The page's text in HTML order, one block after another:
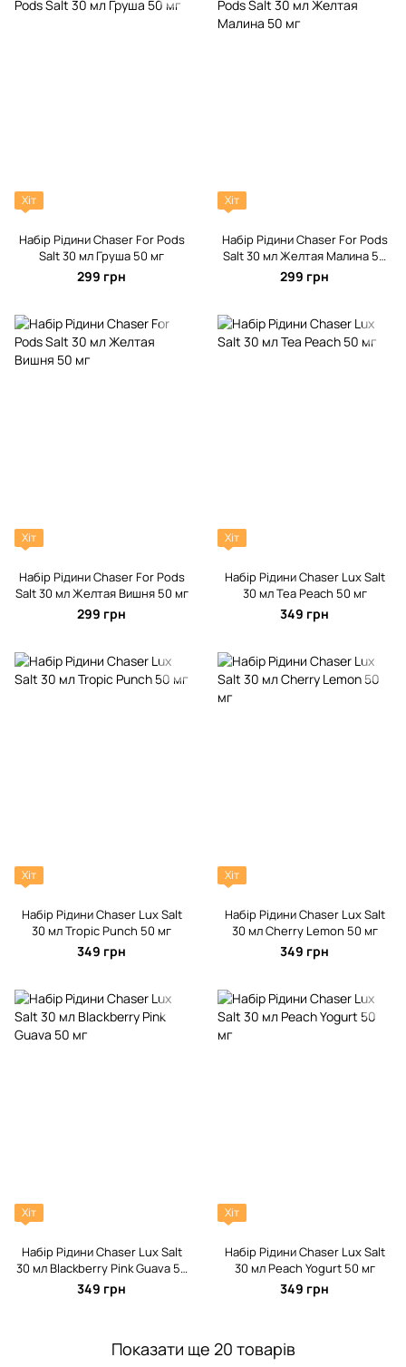
Хіт
Набір Рідини Chaser For Pods
Salt 30 мл Груша 50 мг
299 грн
Хіт
Набір Рідини Chaser For Pods
Salt 30 мл Желтая Малина 50
мг
299 грн
Хіт
Набір Рідини Chaser For Pods
Salt 30 мл Желтая Вишня 50 мг
299 грн
Хіт
Набір Рідини Chaser Lux Salt
30 мл Tea Peach 50 мг
349 грн
Хіт
Набір Рідини Chaser Lux Salt
30 мл Tropic Punch 50 мг
349 грн
Хіт
Набір Рідини Chaser Lux Salt
30 мл Cherry Lemon 50 мг
349 грн
Хіт
Набір Рідини Chaser Lux Salt
30 мл Blackberry Pink Guava 50
мг
349 грн
Хіт
Набір Рідини Chaser Lux Salt
30 мл Peach Yogurt 50 мг
349 грн
Показати ще 20 товарів